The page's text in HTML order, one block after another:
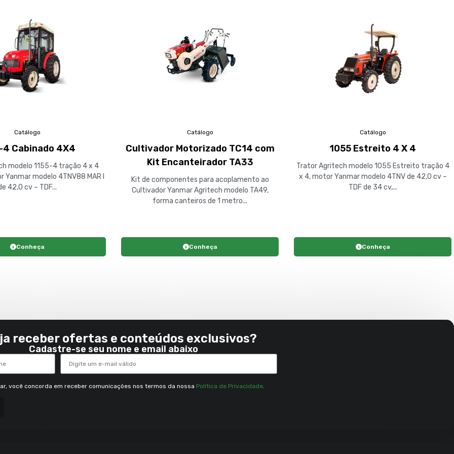
Catálogo
4 Cabinado 4X4
modelo 1155-4 tração 4 x 4
Yanmar modelo 4TNV88 MAR I
42,0 cv – TDF...
Conheça
Catálogo
Cultivador Motorizado TC14 com
Kit Encanteirador TA33
Kit de componentes para acoplamento ao
Cultivador Yanmar Agritech modelo TA49,
forma canteiros de 1 metro...
Conheça
Catálogo
1055 Estreito 4 X 4
Trator Agritech modelo 1055 Estreito tração 4
x 4, motor Yanmar modelo 4TNV de 42,0 cv –
TDF de 34 cv,...
Conheça
receber ofertas e conteúdos exclusivos?
Cadastre-se seu nome e email abaixo
você concorda em receber comunicações nos termos da nossa Política de Privacidade.